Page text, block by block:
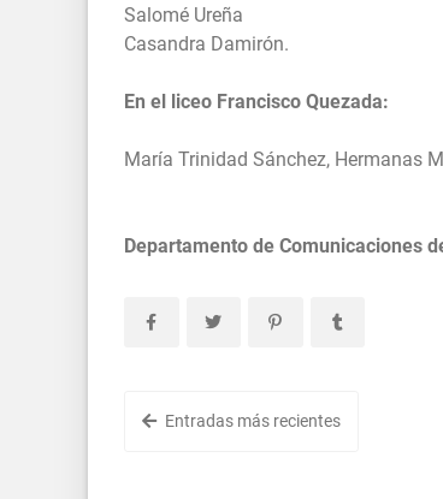
Salomé Ureña
Casandra Damirón.
En el liceo Francisco Quezada:
María Trinidad Sánchez, Hermanas
Departamento de Comunicaciones
Entradas más recientes